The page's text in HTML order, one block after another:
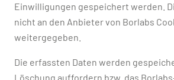
Einwilligungen gespeichert werden.
nicht an den Anbieter von Borlabs
weitergegeben.
Die erfassten Daten werden
Löschung auffordern bzw. das